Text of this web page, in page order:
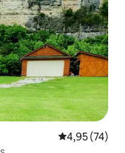
Vidutinis
4,95 (74)